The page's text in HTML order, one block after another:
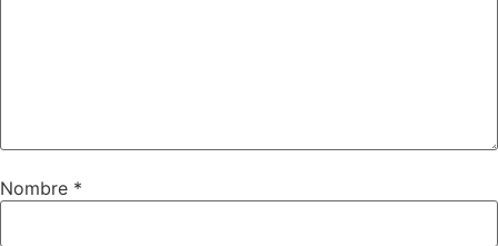
Nombre *